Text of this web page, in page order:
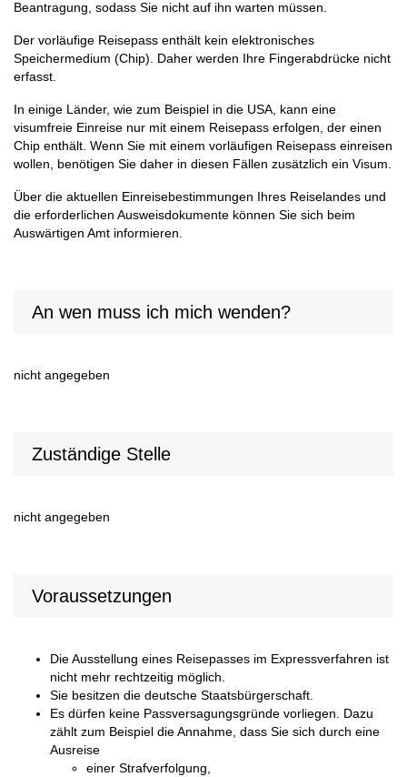
Beantragung, sodass Sie nicht auf ihn warten müssen.
Der vorläufige Reisepass enthält kein elektronisches
Speichermedium (Chip). Daher werden Ihre Fingerabdrücke nicht
erfasst.
In einige Länder, wie zum Beispiel in die USA, kann eine
visumfreie Einreise nur mit einem Reisepass erfolgen, der einen
Chip enthält. Wenn Sie mit einem vorläufigen Reisepass einreisen
wollen, benötigen Sie daher in diesen Fällen zusätzlich ein Visum.
Über die aktuellen Einreisebestimmungen Ihres Reiselandes und
die erforderlichen Ausweisdokumente können Sie sich beim
Auswärtigen Amt informieren.
An wen muss ich mich wenden?
nicht angegeben
Zuständige Stelle
nicht angegeben
Voraussetzungen
Die Ausstellung eines Reisepasses im Expressverfahren ist
nicht mehr rechtzeitig möglich.
Sie besitzen die deutsche Staatsbürgerschaft.
Es dürfen keine Passversagungsgründe vorliegen. Dazu
zählt zum Beispiel die Annahme, dass Sie sich durch eine
Ausreise
einer Strafverfolgung,